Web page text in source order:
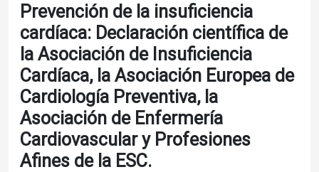
Prevención de la insuficiencia
cardíaca: Declaración científica de
la Asociación de Insuficiencia
Cardíaca, la Asociación Europea de
Cardiología Preventiva, la
Asociación de Enfermería
Cardiovascular y Profesiones
Afines de la ESC.